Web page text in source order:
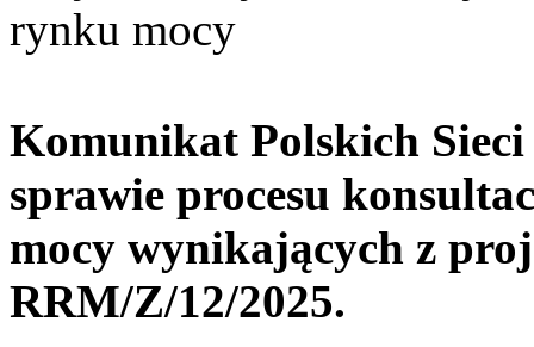
rynku mocy
Komunikat Polskich
sprawie procesu
mocy wynikających z
RRM/Z/12/2025.